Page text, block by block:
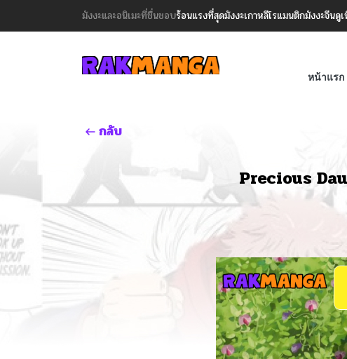
มังงะและอนิเมะที่ชื่นชอบร้อนแรงที่สุดมังงะเกาหลีโรแมนติกมังงะจีนดู
หน้าแรก
กลับ
Precious